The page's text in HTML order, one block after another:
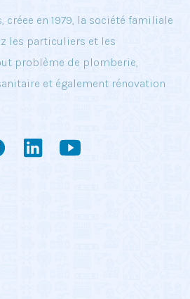
créee en 1979, la société familiale
les particuliers et les
problème de plomberie,
et également rénovation